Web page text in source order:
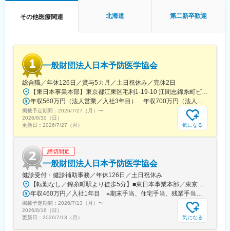
その他医療関連 北海道 第二新卒歓迎
一般財団法人日本予防医学協会
総合職／年休126日／賞与5カ月／土日祝休み／完休2日
【東日本事業本部】東京都江東区毛利1-19-10 江間忠錦糸町ビル※訪問先からの直行直帰が可能です！＜アクセス＞・JR総武線（快速・各駅停車）／東京メトロ半蔵門線 錦糸町駅より徒歩5分・東京メトロ半蔵門線／都営新宿線 住吉駅より徒歩5分※受動喫煙対策:屋内全面禁煙
年収560万円（法人営業／入社3年目） 年収700万円（法人営業・チームリーダー／入社5年目）
掲載予定期間： 2026/7/27（月） 〜
2026/8/30（日）
更新日： 2026/7/27（月） 気になる
締切間近
一般財団法人日本予防医学協会
健診受付・健診補助事務／年休126日／土日祝休み
【転勤なし／錦糸町駅より徒歩5分】■東日本事業本部／東京都江東区毛利1-19-10 江間忠錦糸町ビル＜アクセス＞JR総武線（快速）、総武線（各駅停車）「錦糸町駅」南口より徒歩5分東京メトロ半蔵門線「錦糸町駅」B1出口より徒歩5分東京メトロ半蔵門線／都営新宿線「住吉駅」B2出口より徒歩5分※受動喫煙対策あり（オフィス内禁煙）
年収460万円／入社1年目 ※期末手当、住宅手当、残業手当（月10時間分）含む
掲載予定期間： 2026/7/13（月） 〜
2026/8/16（日）
更新日： 2026/7/13（月） 気になる